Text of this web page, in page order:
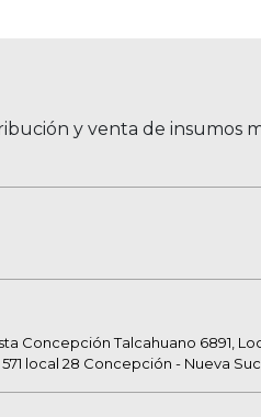
y venta de insumos
Concepción Talcahuano 6891,
local 28 Concepción - Nueva